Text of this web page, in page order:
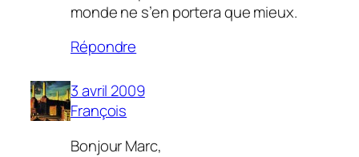
monde ne s’en portera que mieux.
Répondre
3 avril 2009
François
Bonjour Marc,